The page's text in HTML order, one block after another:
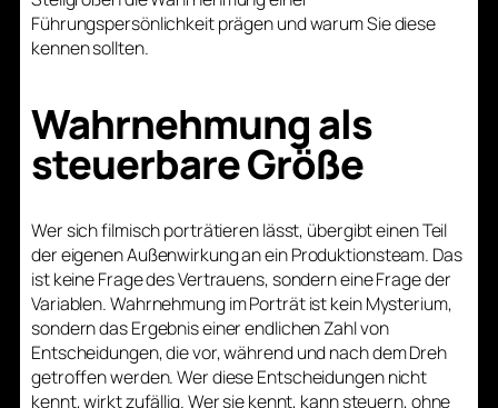
Führungspersönlichkeit prägen und warum Sie diese
kennen sollten.
Wahrnehmung als
steuerbare Größe
Wer sich filmisch porträtieren lässt, übergibt einen Teil
der eigenen Außenwirkung an ein Produktionsteam. Das
ist keine Frage des Vertrauens, sondern eine Frage der
Variablen. Wahrnehmung im Porträt ist kein Mysterium,
sondern das Ergebnis einer endlichen Zahl von
Entscheidungen, die vor, während und nach dem Dreh
getroffen werden. Wer diese Entscheidungen nicht
kennt, wirkt zufällig. Wer sie kennt, kann steuern, ohne